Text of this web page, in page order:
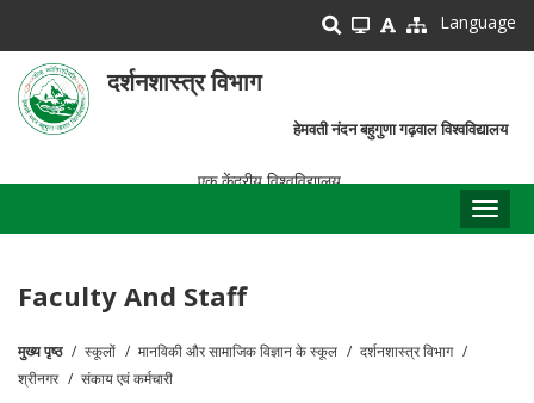
main
content
Language
दर्शनशास्त्र विभाग
हेमवती नंदन बहुगुणा गढ़वाल विश्वविद्यालय
एक केंद्रीय विश्वविद्यालय
Faculty And Staff
पग
मुख्य पृष्ठ स्कूलों मानविकी और सामाजिक विज्ञान के स्कूल
दर्शनशास्त्र विभाग
श्रीनगर
संकाय एवं कर्मचारी